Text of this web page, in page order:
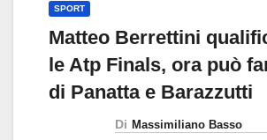
SPORT
Matteo Berrettini
le Atp Finals, ora può
di Panatta e Barazzutti
Di Massimiliano Basso